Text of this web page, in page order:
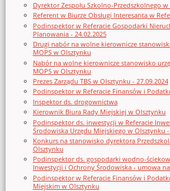
Dyrektor Zespołu Szkolno-Przedszkolnego
Referent w Biurze Obsługi Interesanta w
Podinspektor w Referacie Gospodarki
Planowania - 24.02.2025
Drugi nabór na wolne kierownicze
MOPS w Olsztynku
Nabór na wolne kierownicze stanowisko
MOPS w Olsztynku
Prezes Zarządu TBS w Olsztynku - 27.09.2024
Podinspektor w Referacie Finansów i
Inspektor ds. drogownictwa
Kierownik Biura Rady Miejskiej w Olsztynku
Podinspektor ds. inwestycji w Referacie
Środowiska Urzędu Miejskiego w Olsztynku -
Konkurs na stanowisko dyrektora
Olsztynku
Podinspektor ds. gospodarki wodno-
Inwestycji i Ochrony Środowiska - umowa
Podinspektor w Referacie Finansów i
Miejskim w Olsztynku